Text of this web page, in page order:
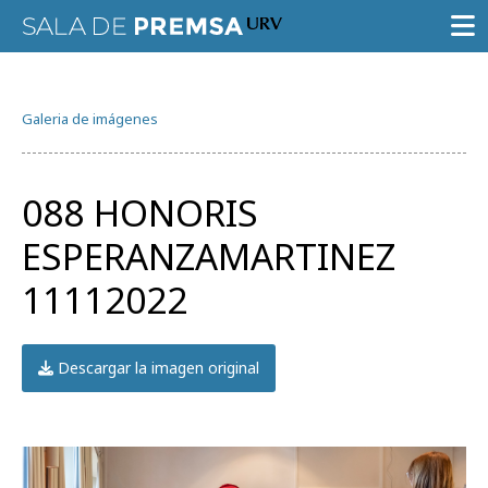
GALERÍA DE IMÁGENES
AGENDA URV
Galeria de imágenes
088 HONORIS
ESPERANZAMARTINEZ
11112022
Descargar la imagen original